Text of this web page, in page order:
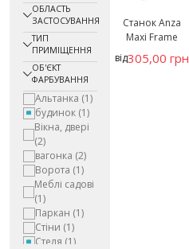
ОБЛАСТЬ
ЗАСТОСУВАННЯ
ТИП
ПРИМІЩЕННЯ
ОБ'ЄКТ
ФАРБУВАННЯ
Альтанка (1)
будинок (1)
Вікна, двері
(2)
вагонка (2)
Ворота (1)
Меблі садові
(1)
Паркан (1)
Стіни (1)
Стеля (1)
Станок Anza
Maxi Frame
від305,00 грн